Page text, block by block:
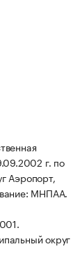
г. по
Аэропорт,
МНПАА.
округ